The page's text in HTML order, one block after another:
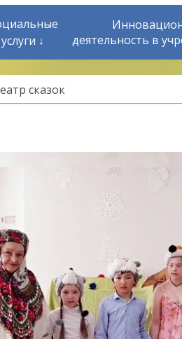
услуги ↓
деятельность в
сказок